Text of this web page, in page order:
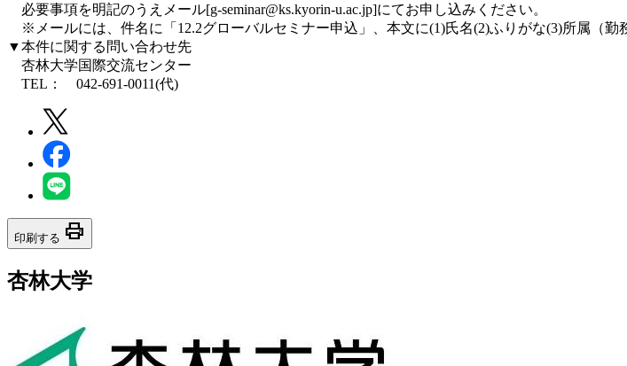
必要事項を明記のうえメール[g-seminar@ks.kyorin-u.ac.jp]にてお申し込みください。
※メールには、件名に「12.2グローバルセミナー申込」、本文に(1)氏名(2)ふりがな(3)所属（勤
▼本件に関する問い合わせ先
杏林大学国際交流センター
TEL： 042-691-0011(代)
印刷する print
杏林大学